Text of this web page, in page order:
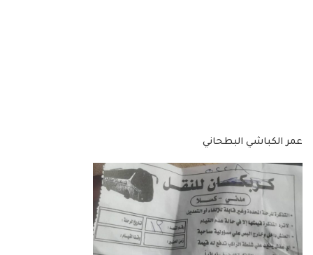
عمر الكباشي البطحاني